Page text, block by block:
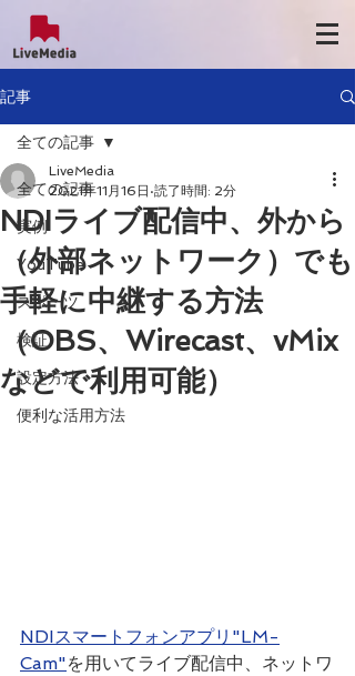
記事
全ての記事
実例
YouTube
スポーツ
検証
設定方法
便利な活用方法
全ての記事
NDIライブ配信中、外から
（外部ネットワーク）でも
手軽に中継する方法
（OBS、Wirecast、vMix
などで利用可能）
LiveMedia
2021年11月16日 読了時間: 2分
NDIスマートフォンアプリ"LM-
Cam"を用いてライブ配信中、ネットワ